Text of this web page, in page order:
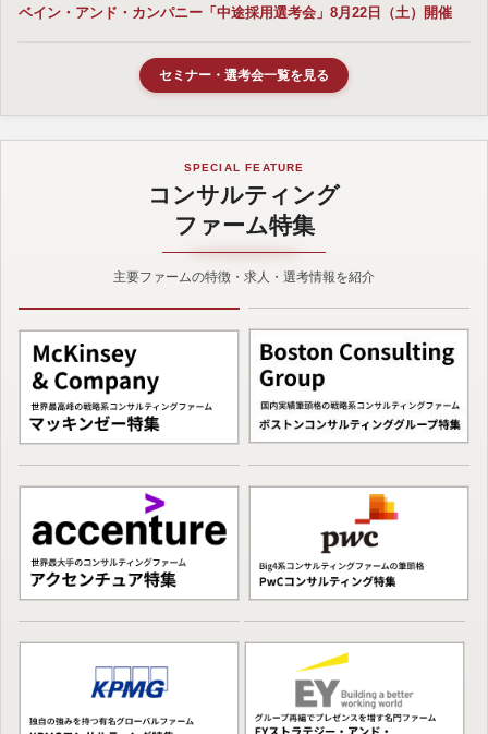
ベイン・アンド・カンパニー「中途採用選考会」8月22日（土）開催
セミナー・選考会一覧を見る
SPECIAL FEATURE
コンサルティング
ファーム特集
主要ファームの特徴・求人・選考情報を紹介